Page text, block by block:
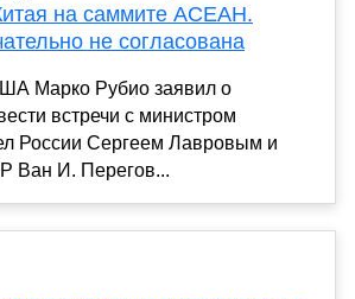
на саммите АСЕАН.
не согласована
Марко Рубио заявил о
встречи с министром
России Сергеем Лавровым и
Ван И. Перегов...